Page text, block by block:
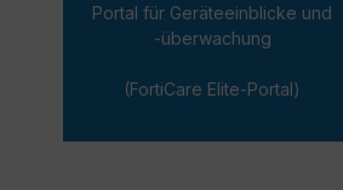
Portal für Geräteeinblicke und
-überwachung
(FortiCare Elite-Portal)